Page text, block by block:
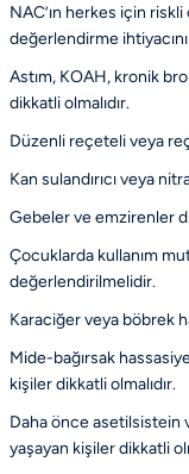
NAC’ın herkes için
değerlendirme
Astım, KOAH, kronik
dikkatli olmalıdır.
Düzenli reçeteli veya
Kan sulandırıcı veya
Gebeler ve emzirenler
Çocuklarda kullanım
değerlendirilmelidir.
Karaciğer veya böbrek
Mide-bağırsak
kişiler dikkatli olmalıdır.
Daha önce asetilsistein
yaşayan kişiler dikkatli